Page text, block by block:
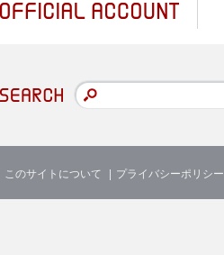
このサイトについて プライバシーポリシー